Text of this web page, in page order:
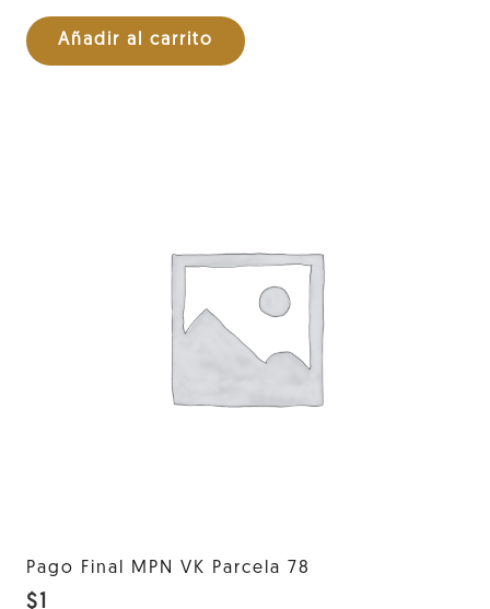
Añadir al carrito
Pago Final MPN VK Parcela 78
$ 1